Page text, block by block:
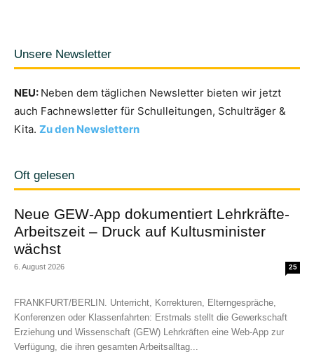
Unsere Newsletter
NEU: Neben dem täglichen Newsletter bieten wir jetzt
auch Fachnewsletter für Schulleitungen, Schulträger &
Kita. Zu den Newslettern
Oft gelesen
Neue GEW-App dokumentiert Lehrkräfte-
Arbeitszeit – Druck auf Kultusminister
wächst
6. August 2026 25
FRANKFURT/BERLIN. Unterricht, Korrekturen, Elterngespräche,
Konferenzen oder Klassenfahrten: Erstmals stellt die Gewerkschaft
Erziehung und Wissenschaft (GEW) Lehrkräften eine Web-App zur
Verfügung, die ihren gesamten Arbeitsalltag...